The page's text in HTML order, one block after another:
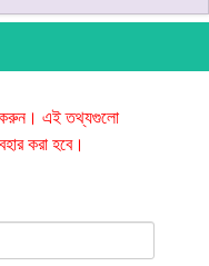
করুন। এই তথ্যগুলো
করা হবে।